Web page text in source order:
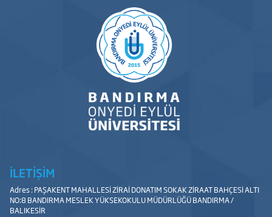
İLETİŞİM
Adres : PAŞAKENT MAHALLESİ ZİRAİ DONATIM SOKAK ZİRAAT BAHÇESİ ALTI
NO:8 BANDIRMA MESLEK YÜKSEKOKULU MÜDÜRLÜĞÜ BANDIRMA /
BALIKESİR